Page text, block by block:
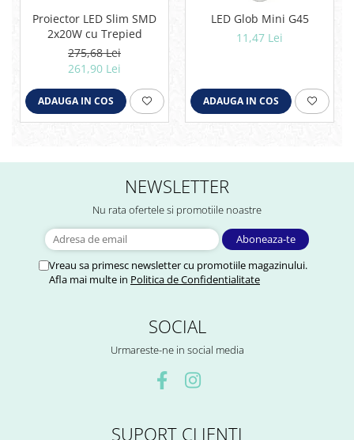
Proiector LED Slim SMD
2x20W cu Trepied
275,68 Lei
261,90 Lei
ADAUGA IN COS
LED Glob Mini G45
11,47 Lei
ADAUGA IN COS
NEWSLETTER
Nu rata ofertele si promotiile noastre
Vreau sa primesc newsletter cu promotiile magazinului.
Afla mai multe in Politica de Confidentialitate
SOCIAL
Urmareste-ne in social media
SUPORT CLIENTI